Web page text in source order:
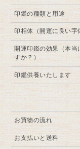
印鑑の種類と用途
印相体（開運に良い字
開運印鑑の効果（本当
すか？）
印鑑供養いたします
お買物の流れ
お支払いと送料